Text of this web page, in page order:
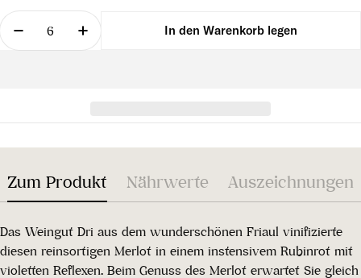
Menge
Menge für Merlot DOC 2022 verringern
Menge für Merlot DOC 2022 erhöhen
In den Warenkorb legen
Zum Produkt Nährwerte Auszeichnungen
Das Weingut Dri aus dem wunderschönen Friaul vinifizierte
diesen reinsortigen Merlot in einem instensivem Rubinrot mit
violetten Reflexen. Beim Genuss des Merlot erwartet Sie gleich